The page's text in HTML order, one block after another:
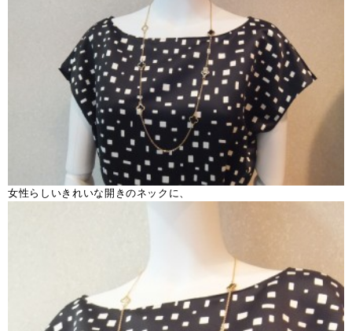
女性らしいきれいな開きのネックに、